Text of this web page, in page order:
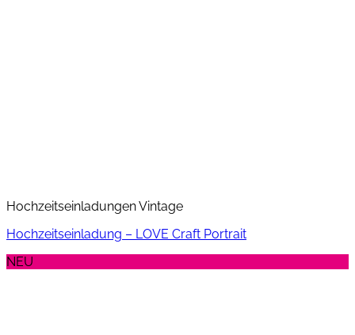
Hochzeitseinladungen Vintage
Hochzeitseinladung – LOVE Craft Portrait
NEU